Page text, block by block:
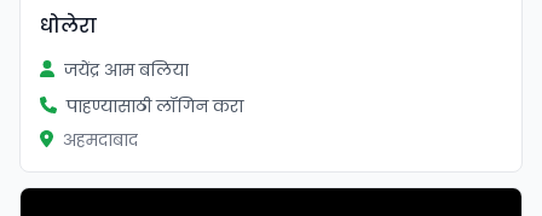
धोलेरा
जयेंद्र आम बलिया
पाहण्यासाठी लॉगिन करा
अहमदाबाद